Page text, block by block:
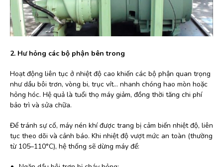
2. Hư hỏng các bộ phận bên trong
Hoạt động liên tục ở nhiệt độ cao khiến các bộ phận quan trọng
như dầu bôi trơn, vòng bi, trục vít… nhanh chóng hao mòn hoặc
hỏng hóc. Hệ quả là tuổi thọ máy giảm, đồng thời tăng chi phí
bảo trì và sửa chữa.
Để tránh sự cố, máy nén khí được trang bị cảm biến nhiệt độ, liên
tục theo dõi và cảnh báo. Khi nhiệt độ vượt mức an toàn (thường
từ 105–110°C), hệ thống sẽ dừng máy để: